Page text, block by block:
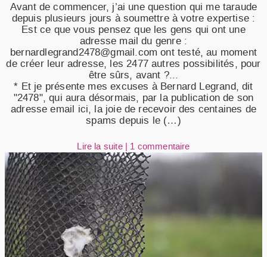
Avant de commencer, j’ai une question qui me taraude
depuis plusieurs jours à soumettre à votre expertise :
Est ce que vous pensez que les gens qui ont une
adresse mail du genre :
bernardlegrand2478@gmail.com ont testé, au moment
de créer leur adresse, les 2477 autres possibilités, pour
être sûrs, avant ?...
* Et je présente mes excuses à Bernard Legrand, dit
"2478", qui aura désormais, par la publication de son
adresse email ici, la joie de recevoir des centaines de
spams depuis le (…)
Lire la suite | 1 commentaire